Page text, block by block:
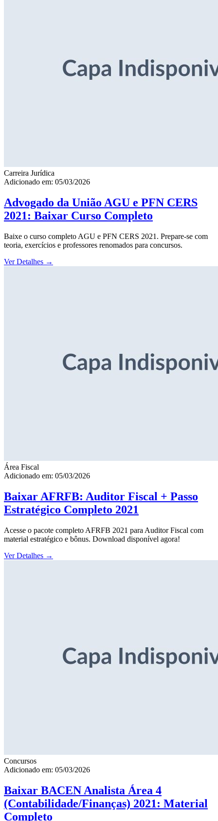
Carreira Jurídica
Adicionado em: 05/03/2026
Advogado da União AGU e PFN CERS
2021: Baixar Curso Completo
Baixe o curso completo AGU e PFN CERS 2021. Prepare-se com
teoria, exercícios e professores renomados para concursos.
Ver Detalhes →
Área Fiscal
Adicionado em: 05/03/2026
Baixar AFRFB: Auditor Fiscal + Passo
Estratégico Completo 2021
Acesse o pacote completo AFRFB 2021 para Auditor Fiscal com
material estratégico e bônus. Download disponível agora!
Ver Detalhes →
Concursos
Adicionado em: 05/03/2026
Baixar BACEN Analista Área 4
(Contabilidade/Finanças) 2021: Material
Completo